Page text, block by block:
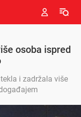
osoba ispred
i zadržala više